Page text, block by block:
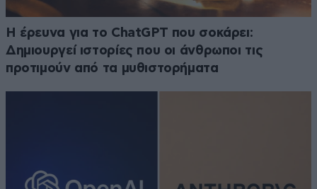
H έρευνα για το ChatGPT που σοκάρει:
Δημιουργεί ιστορίες που οι άνθρωποι τις
προτιμούν από τα μυθιστορήματα